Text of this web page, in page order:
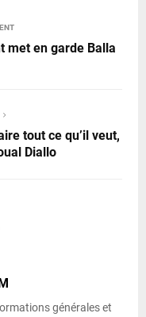
met en garde Balla
tout ce qu’il veut,
Diallo
générales et